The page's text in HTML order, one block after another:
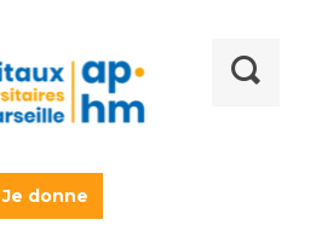
Je donne